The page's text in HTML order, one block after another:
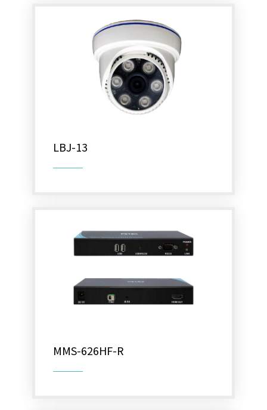
LBJ-13
MMS-626HF-R